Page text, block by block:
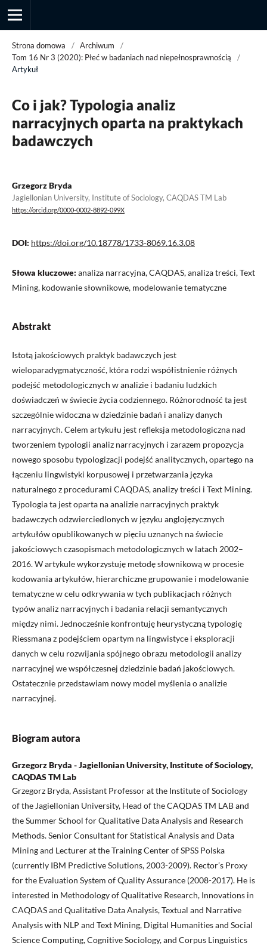
Strona domowa / Archiwum
/
Tom 16 Nr 3 (2020): Płeć w badaniach nad niepełnosprawnością
/
Artykuł
Co i jak? Typologia analiz
narracyjnych oparta na praktykach
badawczych
Grzegorz Bryda
Jagiellonian University, Institute of Sociology, CAQDAS TM Lab
https://orcid.org/0000-0002-8892-099X
DOI: https://doi.org/10.18778/1733-8069.16.3.08
Słowa kluczowe: analiza narracyjna, CAQDAS, analiza treści, Text
Mining, kodowanie słownikowe, modelowanie tematyczne
Abstrakt
Istotą jakościowych praktyk badawczych jest
wieloparadygmatyczność, która rodzi współistnienie różnych
podejść metodologicznych w analizie i badaniu ludzkich
doświadczeń w świecie życia codziennego. Różnorodność ta jest
szczególnie widoczna w dziedzinie badań i analizy danych
narracyjnych. Celem artykułu jest refleksja metodologiczna nad
tworzeniem typologii analiz narracyjnych i zarazem propozycja
nowego sposobu typologizacji podejść analitycznych, opartego na
łączeniu lingwistyki korpusowej i przetwarzania języka
naturalnego z procedurami CAQDAS, analizy treści i Text Mining.
Typologia ta jest oparta na analizie narracyjnych praktyk
badawczych odzwierciedlonych w języku anglojęzycznych
artykułów opublikowanych w pięciu uznanych na świecie
jakościowych czasopismach metodologicznych w latach 2002–
2016. W artykule wykorzystuję metodę słownikową w procesie
kodowania artykułów, hierarchiczne grupowanie i modelowanie
tematyczne w celu odkrywania w tych publikacjach różnych
typów analiz narracyjnych i badania relacji semantycznych
między nimi. Jednocześnie konfrontuję heurystyczną typologię
Riessmana z podejściem opartym na lingwistyce i eksploracji
danych w celu rozwijania spójnego obrazu metodologii analizy
narracyjnej we współczesnej dziedzinie badań jakościowych.
Ostatecznie przedstawiam nowy model myślenia o analizie
narracyjnej.
Biogram autora
Grzegorz Bryda - Jagiellonian University, Institute of Sociology,
CAQDAS TM Lab
Grzegorz Bryda, Assistant Professor at the Institute of Sociology
of the Jagiellonian University, Head of the CAQDAS TM LAB and
the Summer School for Qualitative Data Analysis and Research
Methods. Senior Consultant for Statistical Analysis and Data
Mining and Lecturer at the Training Center of SPSS Polska
(currently IBM Predictive Solutions, 2003-2009). Rector’s Proxy
for the Evaluation System of Quality Assurance (2008-2017). He is
interested in Methodology of Qualitative Research, Innovations in
CAQDAS and Qualitative Data Analysis, Textual and Narrative
Analysis with NLP and Text Mining, Digital Humanities and Social
Science Computing, Cognitive Sociology, and Corpus Linguistics